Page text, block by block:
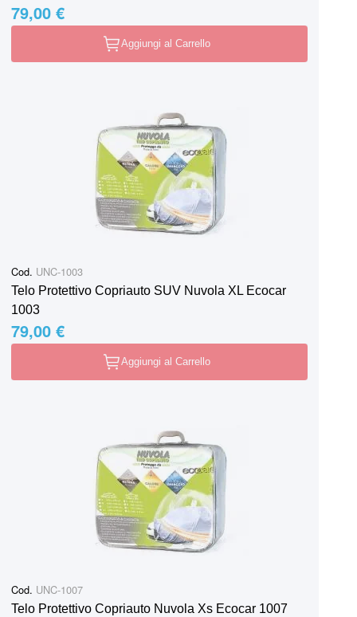
79,00 €
Aggiungi al Carrello
Cod. UNC-1003
Telo Protettivo Copriauto SUV Nuvola XL Ecocar
1003
79,00 €
Aggiungi al Carrello
Cod. UNC-1007
Telo Protettivo Copriauto Nuvola Xs Ecocar 1007